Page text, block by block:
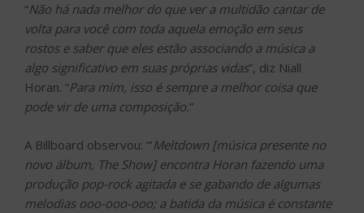
“Não há nada melhor do que ver a multidão cantar de
volta para você com toda aquela emoção em seus
rostos e saber que eles estão associando a música a
algo significativo em suas próprias vidas”, diz Niall
Horan. “Para mim, isso é sempre a melhor coisa que
pode vir de uma composição.”
A Billboard observou: “’Meltdown [música presente no
novo álbum, The Show] encontra Horan fazendo uma
produção pop-rock agitada e se gabando de algumas
melodias ooo-ooo-ooo; a batida da música é constante